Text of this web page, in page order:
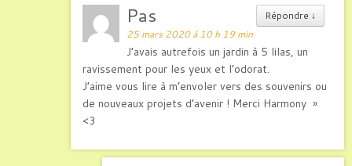
Répondre ↓
Pas
25 mars 2020 à 10 h 19 min
J’avais autrefois un jardin à 5 lilas, un
ravissement pour les yeux et l’odorat.
J’aime vous lire à m’envoler vers des souvenirs ou
de nouveaux projets d’avenir ! Merci Harmony »
<3